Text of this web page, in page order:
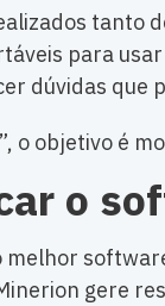
tanto
para
dúvidas que
o objetivo é
o
gere